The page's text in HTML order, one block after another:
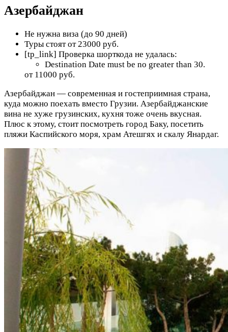
Азербайджан
Не нужна виза (до 90 дней)
Туры стоят от 23000 руб.
[tp_link] Проверка шорткода не удалась:
Destination Date must be no greater than 30.
от 11000 руб.
Азербайджан — современная и гостеприимная страна,
куда можно поехать вместо Грузии. Азербайджанские
вина не хуже грузинских, кухня тоже очень вкусная.
Плюс к этому, стоит посмотреть город Баку, посетить
пляжи Каспийского моря, храм Атешгях и скалу Янардаг.